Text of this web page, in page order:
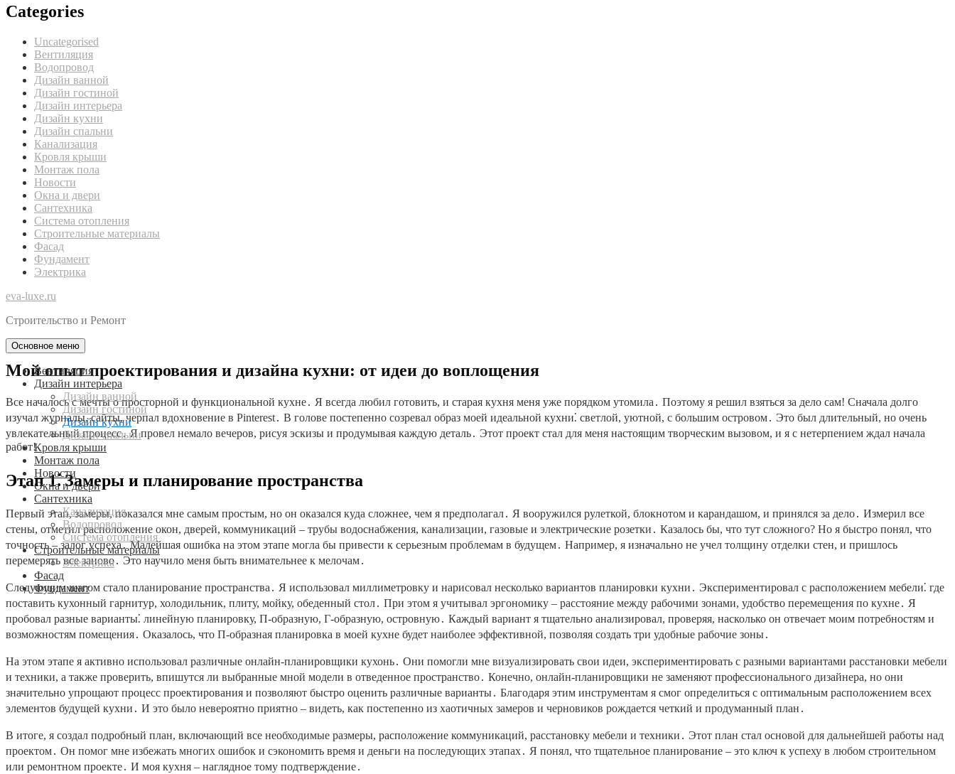
Categories
Uncategorised
Вентиляция
Водопровод
Дизайн ванной
Дизайн гостиной
Дизайн интерьера
Дизайн кухни
Дизайн спальни
Канализация
Кровля крыши
Монтаж пола
Новости
Окна и двери
Сантехника
Система отопления
Строительные материалы
Фасад
Фундамент
Электрика
eva-luxe.ru
Строительство и Ремонт
Основное меню
Вентиляция
Дизайн интерьера
Дизайн ванной
Дизайн гостиной
Дизайн кухни
Дизайн спальни
Кровля крыши
Монтаж пола
Новости
Окна и двери
Сантехника
Канализация
Водопровод
Система отопления
Строительные материалы
Электрика
Фасад
Фундамент
Мой опыт проектирования и дизайна кухни: от идеи до воплощения
Все началось с мечты о просторной и функциональной кухне․ Я всегда любил готовить, и старая кухня меня уже порядком утомила․ Поэтому я решил взяться за дело сам! Сначала долго
изучал журналы, сайты, черпал вдохновение в Pinterest․ В голове постепенно созревал образ моей идеальной кухни⁚ светлой, уютной, с большим островом․ Это был длительный, но очень
увлекательный процесс․ Я провел немало вечеров, рисуя эскизы и продумывая каждую деталь․ Этот проект стал для меня настоящим творческим вызовом, и я с нетерпением ждал начала
работ!
Этап 1⁚ Замеры и планирование пространства
Первый этап, замеры, показался мне самым простым, но он оказался куда сложнее, чем я предполагал․ Я вооружился рулеткой, блокнотом и карандашом, и принялся за дело․ Измерил все
стены, отметил расположение окон, дверей, коммуникаций – трубы водоснабжения, канализации, газовые и электрические розетки․ Казалось бы, что тут сложного? Но я быстро понял, что
точность – залог успеха․ Малейшая ошибка на этом этапе могла бы привести к серьезным проблемам в будущем․ Например, я изначально не учел толщину отделки стен, и пришлось
перемерять все заново․ Это научило меня быть внимательнее к мелочам․
Следующим шагом стало планирование пространства․ Я использовал миллиметровку и нарисовал несколько вариантов планировки кухни․ Экспериментировал с расположением мебели⁚ где
поставить кухонный гарнитур, холодильник, плиту, мойку, обеденный стол․ При этом я учитывал эргономику – расстояние между рабочими зонами, удобство перемещения по кухне․ Я
пробовал разные варианты⁚ линейную планировку, П-образную, Г-образную, островную․ Каждый вариант я тщательно анализировал, проверяя, насколько он отвечает моим потребностям и
возможностям помещения․ Оказалось, что П-образная планировка в моей кухне будет наиболее эффективной, позволяя создать три удобные рабочие зоны․
На этом этапе я активно использовал различные онлайн-планировщики кухонь․ Они помогли мне визуализировать свои идеи, экспериментировать с разными вариантами расстановки мебели
и техники, а также проверить, впишутся ли выбранные мной модели в отведенное пространство․ Конечно, онлайн-планировщики не заменяют профессионального дизайнера, но они
значительно упрощают процесс проектирования и позволяют быстро оценить различные варианты․ Благодаря этим инструментам я смог определиться с оптимальным расположением всех
элементов будущей кухни․ И это было невероятно приятно – видеть, как постепенно из хаотичных замеров и черновиков рождается четкий и продуманный план․
В итоге, я создал подробный план, включающий все необходимые размеры, расположение коммуникаций, расстановку мебели и техники․ Этот план стал основой для дальнейшей работы над
проектом․ Он помог мне избежать многих ошибок и сэкономить время и деньги на последующих этапах․ Я понял, что тщательное планирование – это ключ к успеху в любом строительном
или ремонтном проекте․ И моя кухня – наглядное тому подтверждение․